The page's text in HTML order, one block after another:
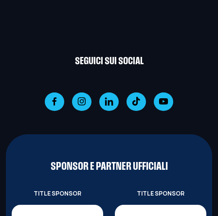
SEGUICI SUI SOCIAL
SPONSOR E PARTNER UFFICIALI
TITLE SPONSOR TITLE SPONSOR